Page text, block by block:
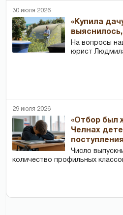
30 июля 2026
«Купила
На вопросы
юрист
29 июля 2026
«Отбор был
Челнах
Число
количество профильных